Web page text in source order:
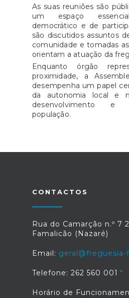
As suas reuniões são
um espaço
democrático e de
são discutidos assuntos
comunidade e tomadas
orientam a atuação da
Enquanto órgão
proximidade, a
desempenha um papel
da autonomia local e
desenvolvimento e
população.
CONTACTOS
Rua do Camarção n.º 7
Famalicão (Nazaré)
Email:
Telefone: 262 560 001
Horário de